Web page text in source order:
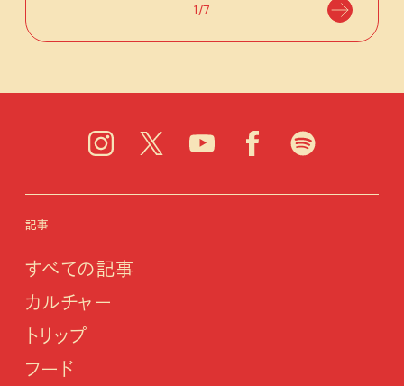
1/7
記事
すべての記事
カルチャー
トリップ
フード